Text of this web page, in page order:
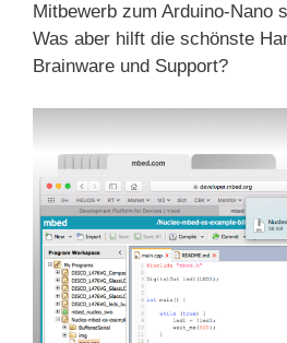
Mitbewerb zum Arduino-Nano
Was aber hilft die schönste
Brainware und Support?